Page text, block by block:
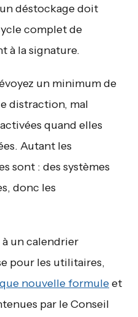
déstockage doit
complet de
à la signature.
un minimum de
distraction, mal
quand elles
Autant les
sont : des systèmes
donc les
à un calendrier
pour les utilitaires,
nouvelle formuleet
par le Conseil